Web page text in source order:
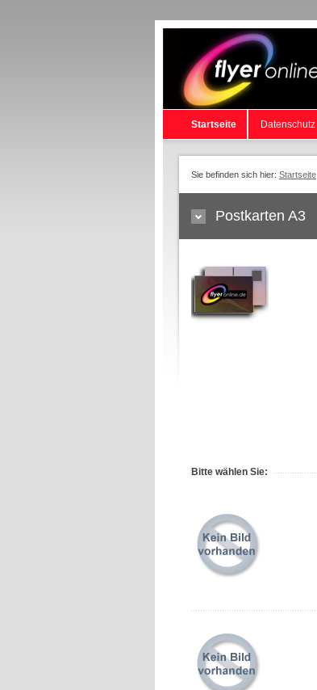
Startseite Datenschutz
Sie befinden sich hier: Startseite
Postkarten A3
Bitte wählen Sie: